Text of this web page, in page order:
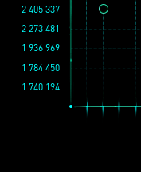
1 936 969
1 784 450
2 273 481
1 740 194
2 405 337